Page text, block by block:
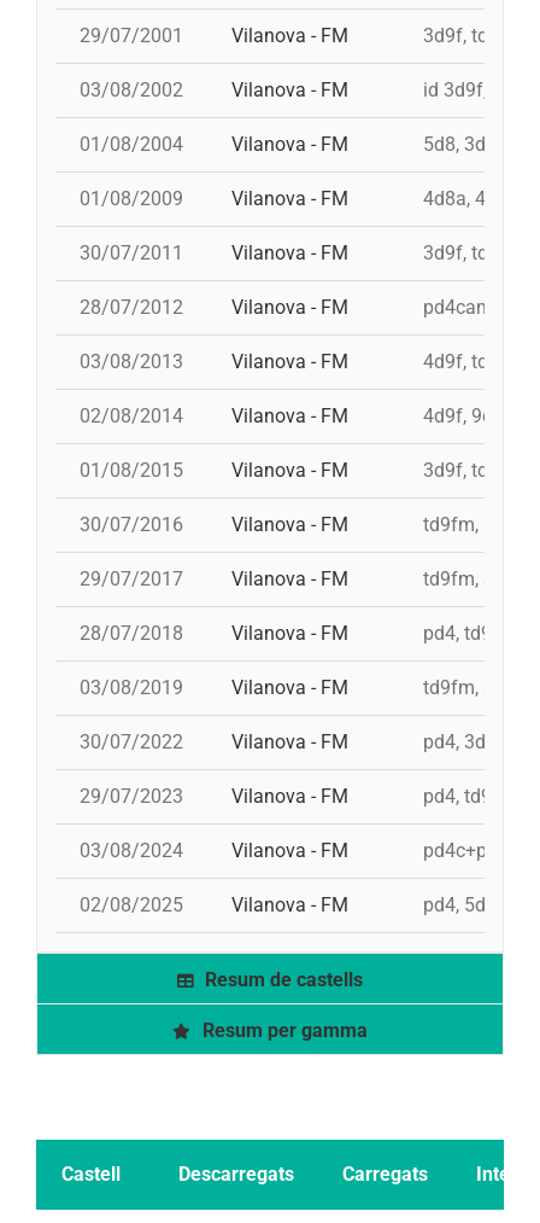
29/07/2001 Vilanova - FM 3d9f,
03/08/2002 Vilanova - FM id 3d9f, id
01/08/2004 Vilanova - FM 5d8, 3d8,
01/08/2009 Vilanova - FM 4d8a, 4d9f,
30/07/2011 Vilanova - FM 3d9f, td9fm,
28/07/2012 Vilanova - FM pd4cam,
03/08/2013 Vilanova - FM 4d9f, td9fm,
02/08/2014 Vilanova - FM 4d9f, 9d8,
01/08/2015 Vilanova - FM 3d9f, td9fm,
30/07/2016 Vilanova - FM td9fm,
29/07/2017 Vilanova - FM td9fm,
28/07/2018 Vilanova - FM pd4, td9fm,
03/08/2019 Vilanova - FM td9fm,
30/07/2022 Vilanova - FM pd4, 3d9f,
29/07/2023 Vilanova - FM pd4, td9fm,
03/08/2024 Vilanova - FM pd4c+pd4,
02/08/2025 Vilanova - FM pd4, 5d9f,
Resum de castells
Resum per gamma
Castell Descarregats Carregats Intents